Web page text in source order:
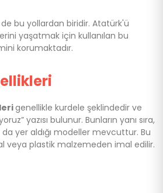
bu yollardan biridir. Atatürk'ü
yaşatmak için kullanılan bu
korumaktadır.
genellikle kurdele şeklindedir ve
yazısı bulunur. Bunların yanı sıra,
yer aldığı modeller mevcuttur. Bu
veya plastik malzemeden imal edilir.